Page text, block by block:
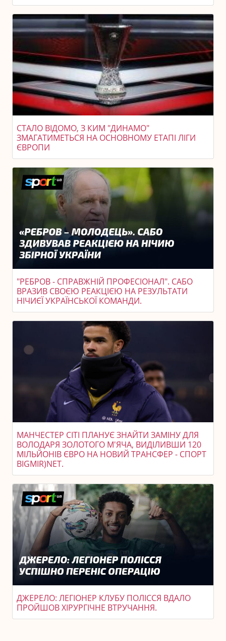
СТАЛО ВІДОМО, З КИМ "ДИНАМО"
ЗМАГАТИМЕТЬСЯ НА ОСНОВНОМУ ЕТАПІ ЛІГИ
ЄВРОПИ
"РЕБРОВ - СПРАВЖНІЙ ПРОФЕСІОНАЛ". САБО
ВРАЗИВ СВОЄЮ РЕАКЦІЄЮ НА РЕЗУЛЬТАТИ
НІЧИЄЇ УКРАЇНСЬКОЇ КОМАНДИ.
МАНЧЕСТЕР СІТІ ПЛАНУЄ ЗНАЙТИ ЗАМІНУ ДЛЯ
ВОЛОДАРЯ ЗОЛОТОГО М'ЯЧА, ВИДІЛИВШИ 120
МІЛЬЙОНІВ ЄВРО НА НОВИЙ ТРАНСФЕР - СПОРТ
BIGMIR)NET.
ДЖЕРЕЛО: ЛЕГІОНЕР КЛУБУ ПОЛІССЯ ВДАЛО
ПРОЙШОВ ХІРУРГІЧНЕ ВТРУЧАННЯ.